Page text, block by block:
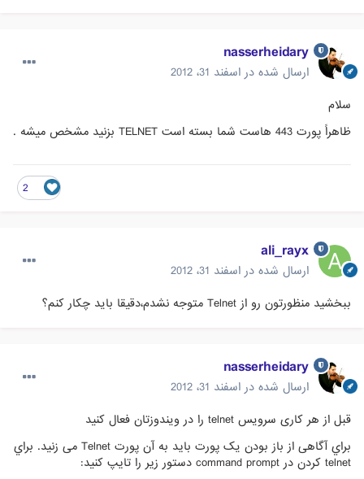
nasserheidary
ارسال شده در اسفند 31، 2012
سلام
ظاهراً پورت 443 هاست شما بسته است TELNET بزنید مشخص میشه .
2
ali_rayx
ارسال شده در اسفند 31، 2012
ببخشید منظورتون رو از Telnet متوجه نشدم،دقیقا باید چکار کنم؟
nasserheidary
ارسال شده در اسفند 31، 2012
قبل از هر کاری سرویس telnet را در ویندوزتان فعال کنید
براي آگاهی از باز بودن یک پورت بايد به آن پورت Telnet می زنيد. براي
telnet کردن در command prompt دستور زير را تايپ کنيد: